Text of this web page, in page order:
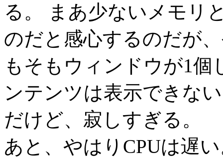
る。 まあ少ないメモリ
のだと感心するのだが
もそもウィンドウが1
ンテンツは表示できな
だけど、寂しすぎる。
あと、やはりCPUは遅